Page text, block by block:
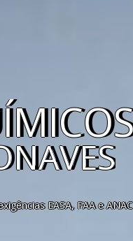
EASA, FAA e ANAC